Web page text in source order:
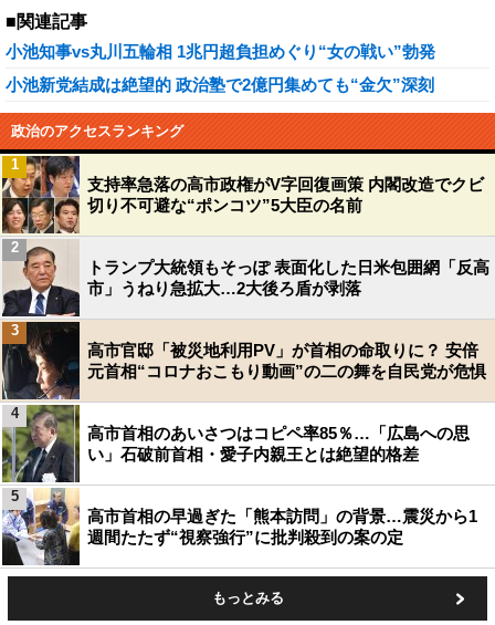
■関連記事
小池知事vs丸川五輪相 1兆円超負担めぐり“女の戦い”勃発
小池新党結成は絶望的 政治塾で2億円集めても“金欠”深刻
政治のアクセスランキング
支持率急落の高市政権がV字回復画策 内閣改造でクビ
切り不可避な“ポンコツ”5大臣の名前
1
トランプ大統領もそっぽ 表面化した日米包囲網「反高
市」うねり急拡大…2大後ろ盾が剥落
2
高市官邸「被災地利用PV」が首相の命取りに？ 安倍
元首相“コロナおこもり動画”の二の舞を自民党が危惧
3
高市首相のあいさつはコピペ率85％…「広島への思
い」石破前首相・愛子内親王とは絶望的格差
4
高市首相の早過ぎた「熊本訪問」の背景…震災から1
週間たたず“視察強行”に批判殺到の案の定
5
もっとみる